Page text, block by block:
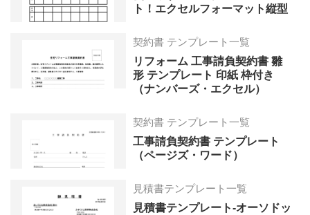
ト！エクセルフォーマット縦型
契約書 テンプレート一覧
リフォーム 工事請負契約書 雛
形 テンプレート 印紙 枠付き
（ナンバーズ・エクセル）
契約書 テンプレート一覧
工事請負契約書 テンプレート
（ページズ・ワード）
見積書テンプレート一覧
見積書テンプレート-オーソドッ